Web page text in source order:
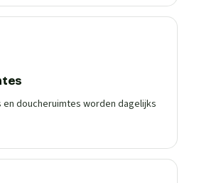
doucheruimtes worden dagelijks